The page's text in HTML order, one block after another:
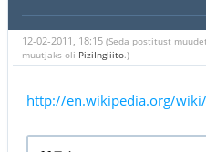
12-02-2011, 18:15 (Seda postitust
muutjaks oli PiziIngliito.)
http://en.wikipedia.org/wiki/